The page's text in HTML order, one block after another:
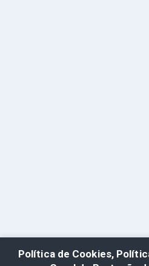
Política de Cookies,